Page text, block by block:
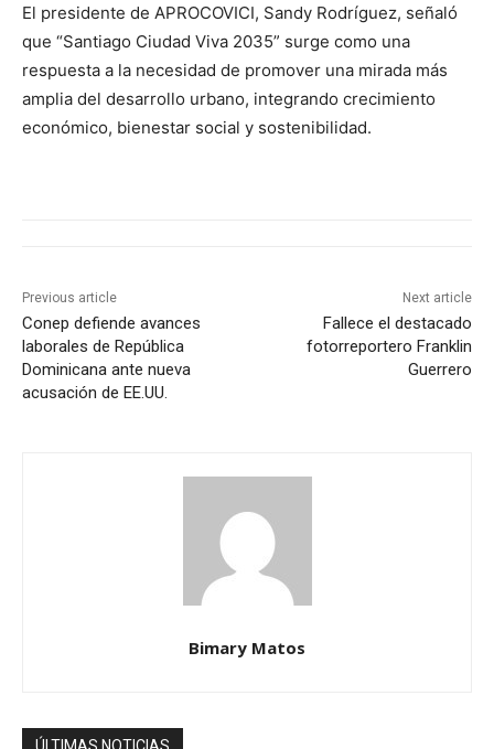
El presidente de APROCOVICI, Sandy Rodríguez, señaló
que “Santiago Ciudad Viva 2035” surge como una
respuesta a la necesidad de promover una mirada más
amplia del desarrollo urbano, integrando crecimiento
económico, bienestar social y sostenibilidad.
Previous article
Conep defiende avances
laborales de República
Dominicana ante nueva
acusación de EE.UU.
Next article
Fallece el destacado
fotorreportero Franklin
Guerrero
Bimary Matos